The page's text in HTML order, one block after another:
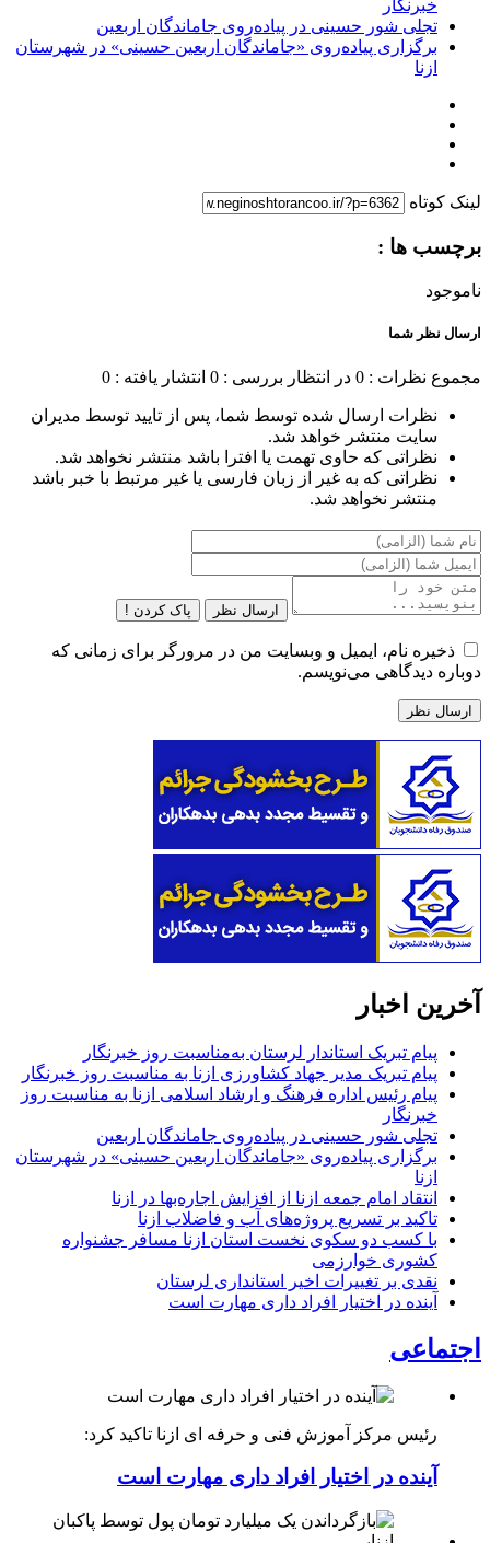
خبرنگار
تجلی شور حسینی در پیاده‌روی جاماندگان اربعین
برگزاری پیاده‌روی «جاماندگان اربعین حسینی» در شهرستان
ازنا
لینک کوتاه
برچسب ها :
ناموجود
ارسال نظر شما
مجموع نظرات : 0 در انتظار بررسی : 0 انتشار یافته : 0
نظرات ارسال شده توسط شما، پس از تایید توسط مدیران
سایت منتشر خواهد شد.
نظراتی که حاوی تهمت یا افترا باشد منتشر نخواهد شد.
نظراتی که به غیر از زبان فارسی یا غیر مرتبط با خبر باشد
منتشر نخواهد شد.
ارسال نظر پاک کردن !
ذخیره نام، ایمیل و وبسایت من در مرورگر برای زمانی که
دوباره دیدگاهی می‌نویسم.
آخرین اخبار
پیام تبریک استاندار لرستان به‌مناسبت روز خبرنگار
پیام تبریک مدیر جهاد کشاورزی ازنا به مناسبت روز خبرنگار
پیام رئیس اداره فرهنگ و ارشاد اسلامی ازنا به مناسبت روز
خبرنگار
تجلی شور حسینی در پیاده‌روی جاماندگان اربعین
برگزاری پیاده‌روی «جاماندگان اربعین حسینی» در شهرستان
ازنا
انتقاد امام جمعه ازنا از افزایش اجاره‌بها در ازنا
تاکید بر تسریع پروژه‌های آب و فاضلاب ازنا
با کسب دو سکوی نخست استان ازنا مسافر جشنواره
کشوری خوارزمی
نقدی بر تغییرات اخیر استانداری لرستان
آینده در اختیار افراد داری مهارت است
اجتماعی
رئیس مرکز آموزش فنی و حرفه ای ازنا تاکید کرد:
آینده در اختیار افراد داری مهارت است